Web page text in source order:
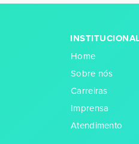
Home
Sobre nós
Carreiras
Imprensa
Atendimento